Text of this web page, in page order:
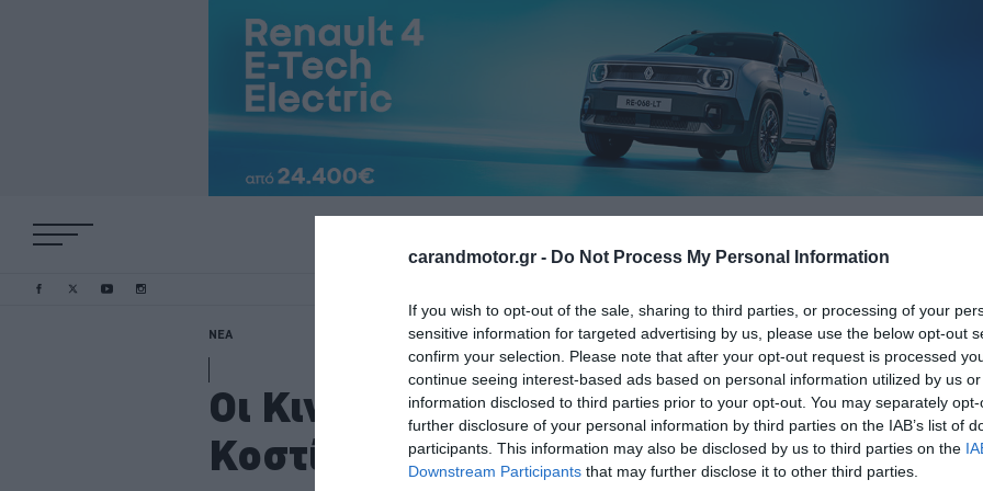
carandmotor.gr - Do Not Process My Personal Information
If you wish to opt-out of the sale, sharing to third parties, or processing of your
sensitive information for targeted advertising by us, please use the below opt-out
confirm your selection. Please note that after your opt-out request is processed
continue seeing interest-based ads based on personal information utilized by us
information disclosed to third parties prior to your opt-out. You may separately
further disclosure of your personal information by third parties on the IAB’s list of
participants. This information may also be disclosed by us to third parties on the
Downstream Participants that may further disclose it to other third parties.
ΝΕΑ
Οι Κινέζοι παρουσίασαν μεσαίο
Κοστίζει 12.700 ευρώ